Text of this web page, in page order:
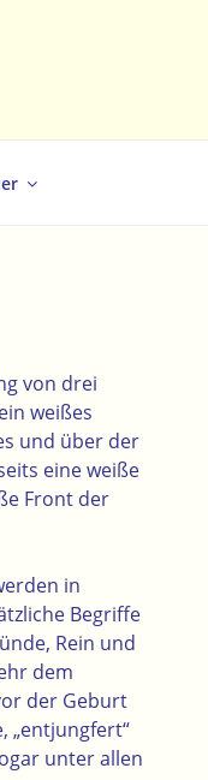
von drei
weißes
und über der
eine weiße
Front der
in
Begriffe
Rein und
dem
der Geburt
„entjungfert“
unter allen